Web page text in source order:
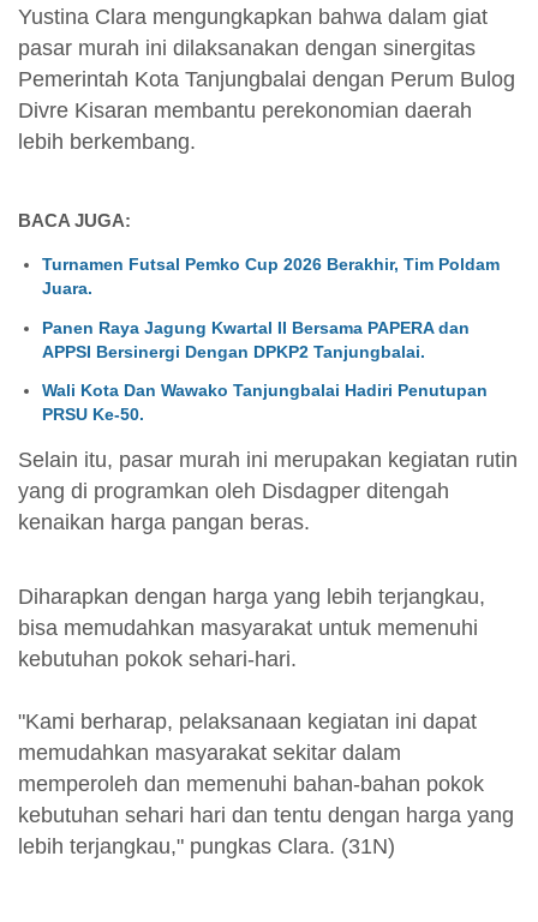
Yustina Clara mengungkapkan bahwa dalam giat
pasar murah ini dilaksanakan dengan sinergitas
Pemerintah Kota Tanjungbalai dengan Perum Bulog
Divre Kisaran membantu perekonomian daerah
lebih berkembang.
BACA JUGA:
Turnamen Futsal Pemko Cup 2026 Berakhir, Tim Poldam
Juara.
Panen Raya Jagung Kwartal II Bersama PAPERA dan
APPSI Bersinergi Dengan DPKP2 Tanjungbalai.
Wali Kota Dan Wawako Tanjungbalai Hadiri Penutupan
PRSU Ke-50.
Selain itu, pasar murah ini merupakan kegiatan rutin
yang di programkan oleh Disdagper ditengah
kenaikan harga pangan beras.
Diharapkan dengan harga yang lebih terjangkau,
bisa memudahkan masyarakat untuk memenuhi
kebutuhan pokok sehari-hari.
"Kami berharap, pelaksanaan kegiatan ini dapat
memudahkan masyarakat sekitar dalam
memperoleh dan memenuhi bahan-bahan pokok
kebutuhan sehari hari dan tentu dengan harga yang
lebih terjangkau," pungkas Clara. (31N)